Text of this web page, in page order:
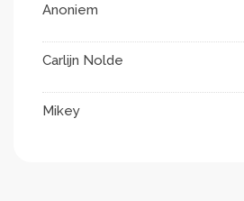
Anoniem
Carlijn Nolde
Mikey